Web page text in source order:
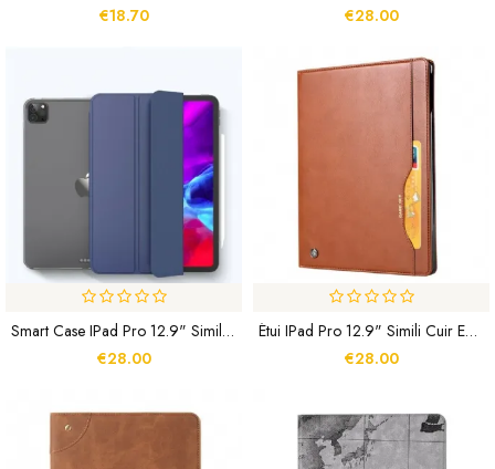
€18.70
€28.00
Smart Case IPad Pro 12.9" Simili Cuir Et Transparent
€28.00
Étui IPad Pro 12.9" Simili Cuir Entier
€28.00